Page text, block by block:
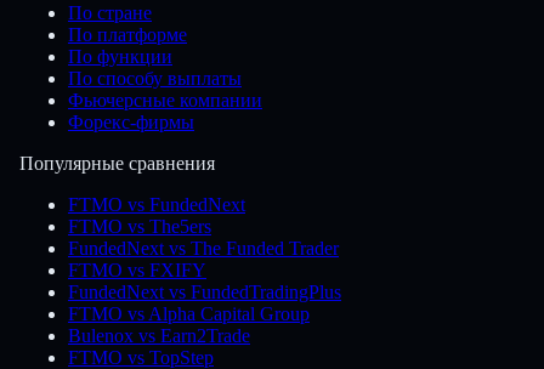
По стране
По платформе
По функции
По способу выплаты
Фьючерсные компании
Форекс-фирмы
Популярные сравнения
FTMO vs FundedNext
FTMO vs The5ers
FundedNext vs The Funded Trader
FTMO vs FXIFY
FundedNext vs FundedTradingPlus
FTMO vs Alpha Capital Group
Bulenox vs Earn2Trade
FTMO vs TopStep